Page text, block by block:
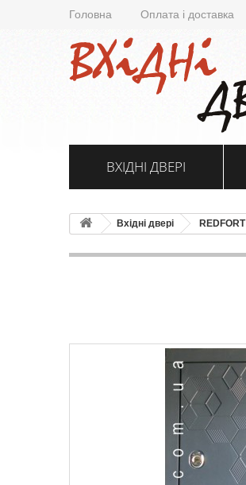
Головна Оплата і доставка
ВХІДНІ ДВЕРІ
Вхідні двері REDFORT